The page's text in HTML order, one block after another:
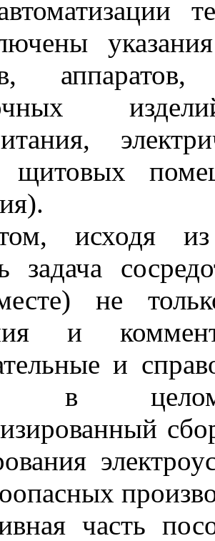
щитовых
исходя из
задача
не
и
и
в целом
часть